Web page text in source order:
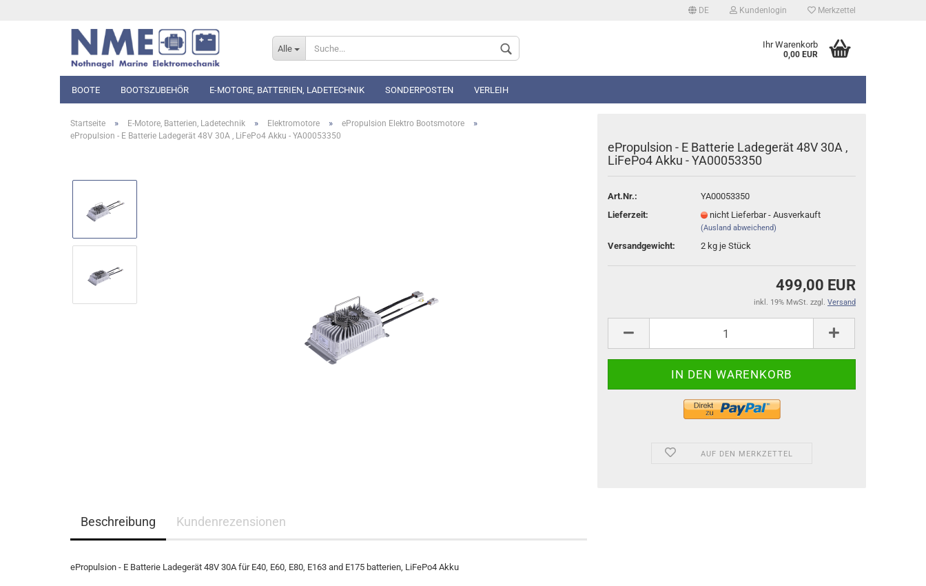
DE Kundenlogin
Konto erstellen
Passwort vergessen?
Merkzettel
Alle Ihr Warenkorb
0,00 EUR
BOOTE BOOTSZUBEHÖR E-MOTORE, BATTERIEN, LADETECHNIK SONDERPOSTEN VERLEIH
Startseite » E-Motore, Batterien, Ladetechnik » Elektromotore » ePropulsion Elektro Bootsmotore »
ePropulsion - E Batterie Ladegerät 48V 30A , LiFePo4 Akku - YA00053350
ePropulsion - E Batterie Ladegerät 48V 30A ,
LiFePo4 Akku - YA00053350
Art.Nr.:
YA00053350
Lieferzeit:
nicht Lieferbar - Ausverkauft
(Ausland abweichend)
Versandgewicht: 2 kg je Stück
499,00 EUR
inkl. 19% MwSt. zzgl. Versand
AUF DEN MERKZETTEL
Beschreibung Kundenrezensionen
ePropulsion - E Batterie Ladegerät 48V 30A für E40, E60, E80, E163 and E175 batterien, LiFePo4 Akku